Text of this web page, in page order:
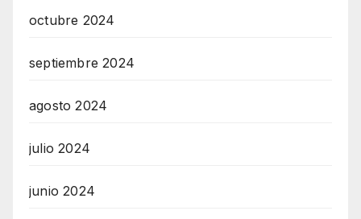
octubre 2024
septiembre 2024
agosto 2024
julio 2024
junio 2024